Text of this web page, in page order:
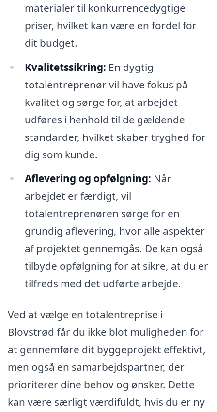
materialer til konkurrencedygtige
priser, hvilket kan være en fordel for
dit budget.
Kvalitetssikring: En dygtig
totalentreprenør vil have fokus på
kvalitet og sørge for, at arbejdet
udføres i henhold til de gældende
standarder, hvilket skaber tryghed for
dig som kunde.
Aflevering og opfølgning: Når
arbejdet er færdigt, vil
totalentreprenøren sørge for en
grundig aflevering, hvor alle aspekter
af projektet gennemgås. De kan også
tilbyde opfølgning for at sikre, at du er
tilfreds med det udførte arbejde.
Ved at vælge en totalentreprise i
Blovstrød får du ikke blot muligheden for
at gennemføre dit byggeprojekt effektivt,
men også en samarbejdspartner, der
prioriterer dine behov og ønsker. Dette
kan være særligt værdifuldt, hvis du er ny